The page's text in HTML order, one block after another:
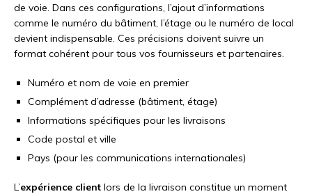
de voie. Dans ces configurations, l’ajout d’informations
comme le numéro du bâtiment, l’étage ou le numéro de local
devient indispensable. Ces précisions doivent suivre un
format cohérent pour tous vos fournisseurs et partenaires.
Numéro et nom de voie en premier
Complément d’adresse (bâtiment, étage)
Informations spécifiques pour les livraisons
Code postal et ville
Pays (pour les communications internationales)
L’expérience client lors de la livraison constitue un moment